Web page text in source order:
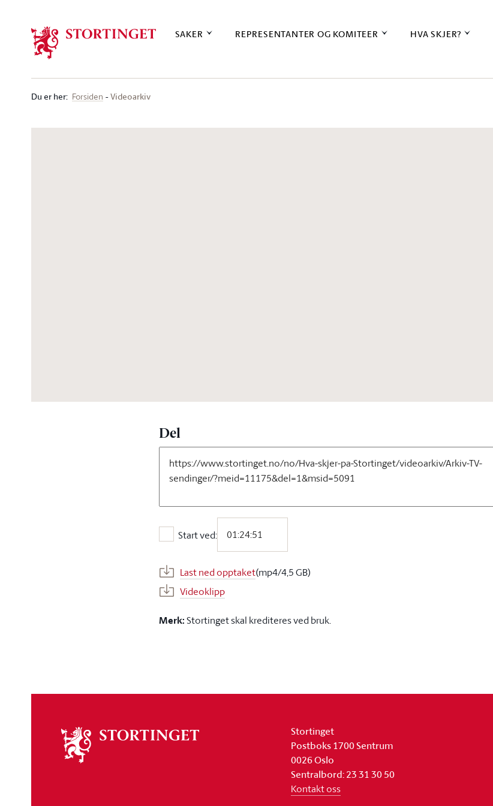
SAKER REPRESENTANTER OG KOMITEER HVA SKJER?
Du er her: Forsiden Videoarkiv
Del
Start ved:
Start ved:
Last ned opptaket(mp4/4,5 GB)
Videoklipp
Merk:Stortinget skal krediteres ved bruk.
stortinget
Stortinget
Postboks 1700 Sentrum
0026 Oslo
Sentralbord: 23 31 30 50
Kontakt oss